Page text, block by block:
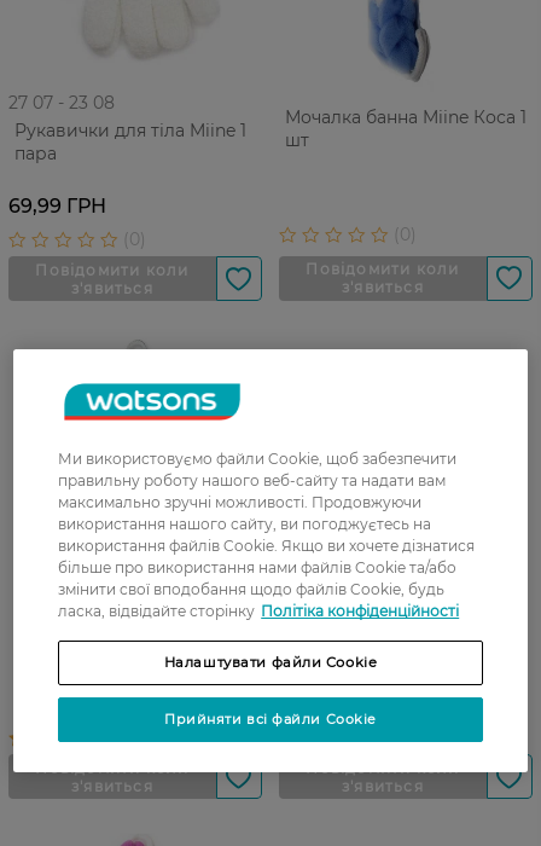
27 07 - 23 08
Рукавички для тіла Miine 1
пара
69,99 ГРН
Мочалка банна Miine Коса 1
шт
шт
Ми використовуємо файли Cookie, щоб забезпечити
правильну роботу нашого веб-сайту та надати вам
максимально зручні можливості. Продовжуючи
використання нашого сайту, ви погоджуєтесь на
використання файлів Cookie. Якщо ви хочете дізнатися
більше про використання нами файлів Cookie та/або
змінити свої вподобання щодо файлів Cookie, будь
ласка, відвідайте сторінку Політіка конфіденційності
Налаштувати файли Cookie
Прийняти всі файли Cookie